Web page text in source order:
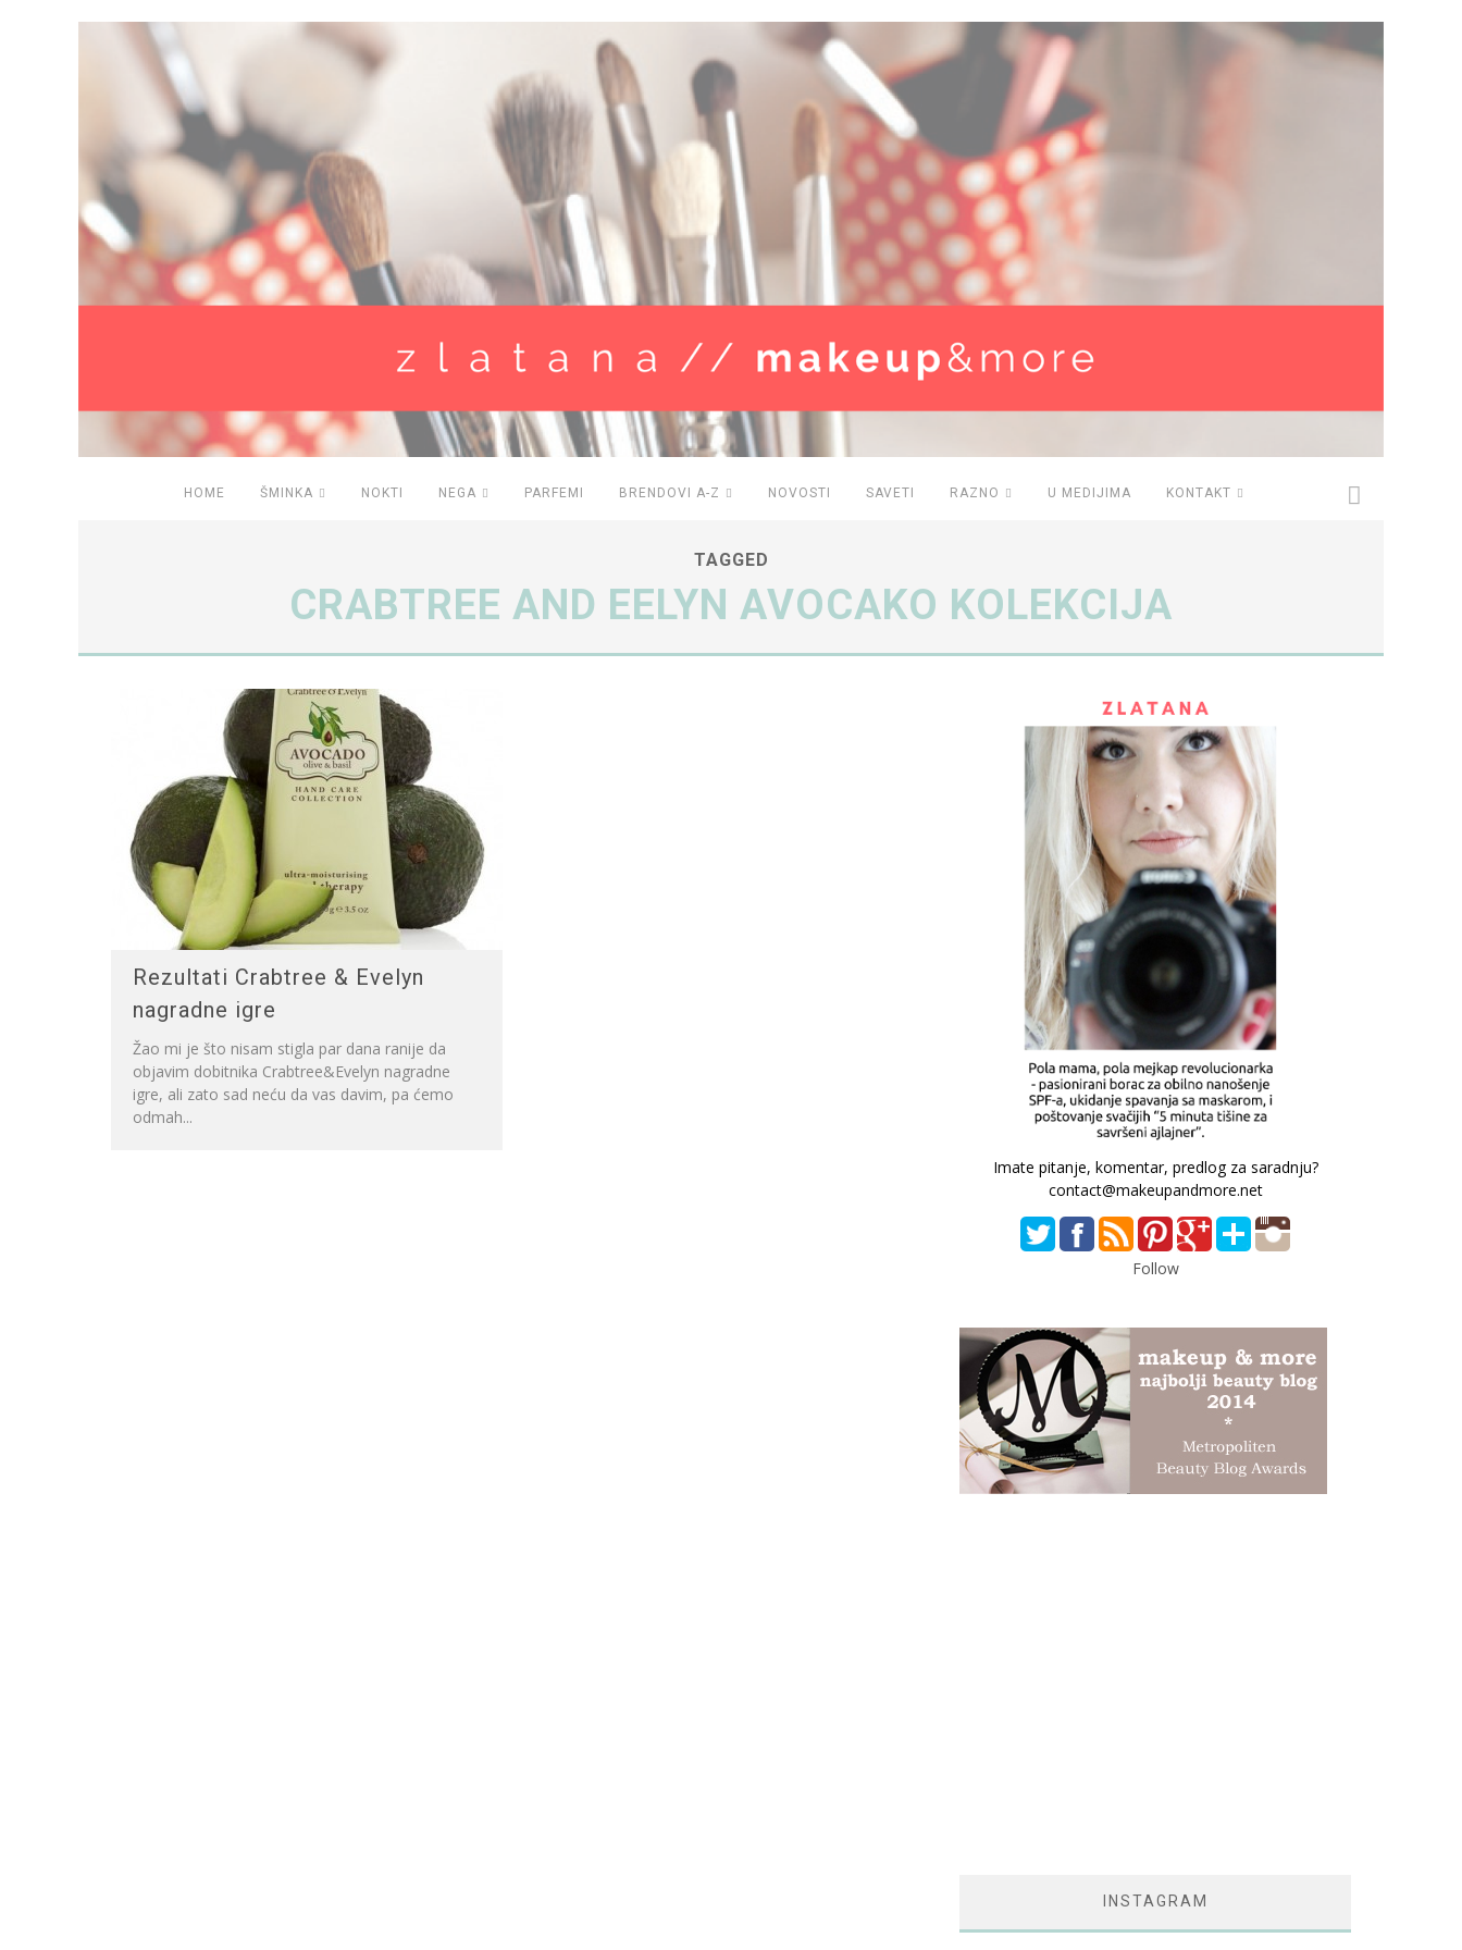
HOME ŠMINKA NOKTI NEGA PARFEMI BRENDOVI A-Z NOVOSTI SAVETI RAZNO U MEDIJIMA KONTAKT
TAGGED
CRABTREE AND EELYN AVOCAKO KOLEKCIJA
Rezultati Crabtree & Evelyn
nagradne igre
Žao mi je što nisam stigla par dana ranije da
objavim dobitnika Crabtree&Evelyn nagradne
igre, ali zato sad neću da vas davim, pa ćemo
odmah...
Imate pitanje, komentar, predlog za saradnju?
contact@makeupandmore.net
Follow
INSTAGRAM